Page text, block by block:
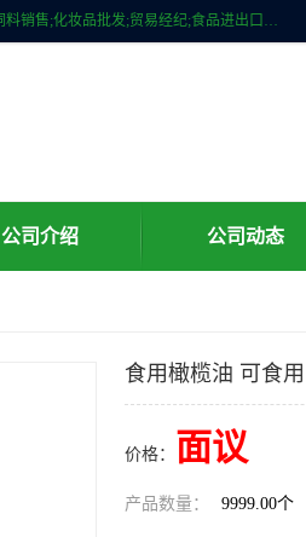
广州维圣橄榄油有限公司成立于2013年，注册地位于广州市白云区。经营范围包括饲料原料销售;畜牧渔业饲料销售;化妆品批发;贸易经纪;食品进出口等，主要产品有：橄榄果渣油，橄榄油，纯橄榄油等。
公司介绍 公司动态
食用橄榄油 可食
价格： 面议
产品数量： 9999.00个